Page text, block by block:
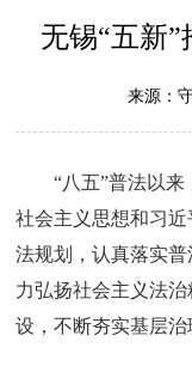
无锡“五新
来源：
“八五”普法以来
社会主义思想和习
法规划，认真落实
力弘扬社会主义法
设，不断夯实基层治